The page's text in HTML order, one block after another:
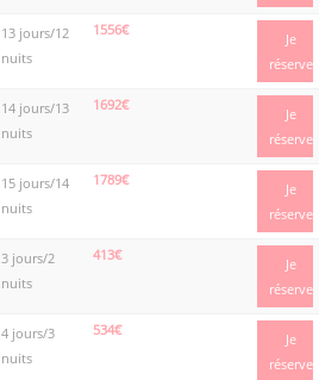
13 jours/12
nuits
1556€
Je
réserve
14 jours/13
nuits
1692€
Je
réserve
15 jours/14
nuits
1789€
Je
réserve
3 jours/2
nuits
413€
Je
réserve
4 jours/3
nuits
534€
Je
réserve